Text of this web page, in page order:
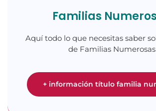
Familias
Aquí todo lo que necesitas saber
de Familias Numerosas
+ información título familia